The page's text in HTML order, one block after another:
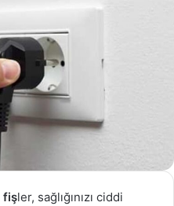
fişler, sağlığınızı ciddi